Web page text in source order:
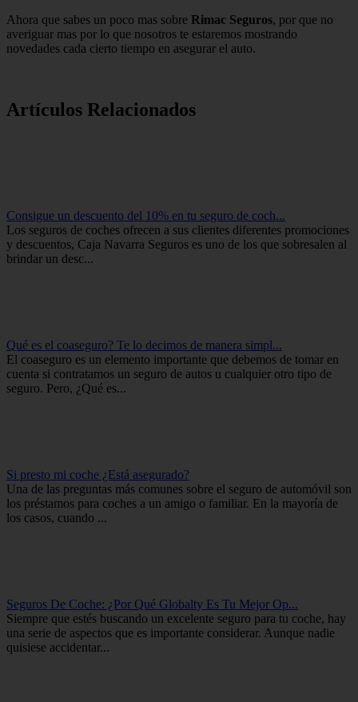
Ahora que sabes un poco mas sobre Rimac Seguros, por que no
averiguar mas por lo que nosotros te estaremos mostrando
novedades cada cierto tiempo en asegurar el auto.
Artículos Relacionados
Consigue un descuento del 10% en tu seguro de coch...
Los seguros de coches ofrecen a sus clientes diferentes promociones
y descuentos, Caja Navarra Seguros es uno de los que sobresalen al
brindar un desc...
Qué es el coaseguro? Te lo decimos de manera simpl...
El coaseguro es un elemento importante que debemos de tomar en
cuenta si contratamos un seguro de autos u cualquier otro tipo de
seguro. Pero, ¿Qué es...
Si presto mi coche ¿Está asegurado?
Una de las preguntas más comunes sobre el seguro de automóvil son
los préstamos para coches a un amigo o familiar. En la mayoría de
los casos, cuando ...
Seguros De Coche: ¿Por Qué Globalty Es Tu Mejor Op...
Siempre que estés buscando un excelente seguro para tu coche, hay
una serie de aspectos que es importante considerar. Aunque nadie
quisiese accidentar...